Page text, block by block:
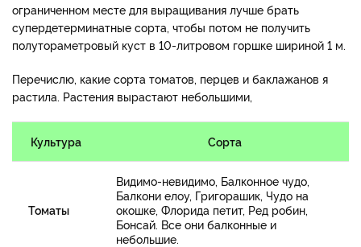
ограниченном месте для выращивания лучше брать
супердетерминатные сорта, чтобы потом не получить
полутораметровый куст в 10-литровом горшке шириной 1 м.
Перечислю, какие сорта томатов, перцев и баклажанов я
растила. Растения вырастают небольшими,
Культура Сорта
Томаты
Видимо-невидимо, Балконное чудо,
Балкони елоу, Григорашик, Чудо на
окошке, Флорида петит, Ред робин,
Бонсай. Все они балконные и
небольшие.